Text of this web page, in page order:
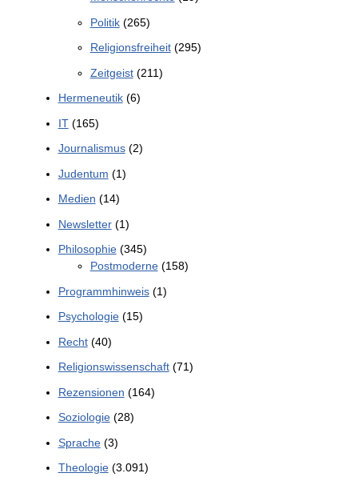
Politik(265)
Religionsfreiheit(295)
Zeitgeist(211)
Hermeneutik(6)
IT(165)
Journalismus(2)
Judentum (1)
Medien (14)
Newsletter(1)
Philosophie(345)
Postmoderne(158)
Programmhinweis(1)
Psychologie(15)
Recht(40)
Religionswissenschaft(71)
Rezensionen (164)
Soziologie(28)
Sprache(3)
Theologie(3.091)